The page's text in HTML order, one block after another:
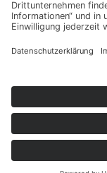
Copyright ©